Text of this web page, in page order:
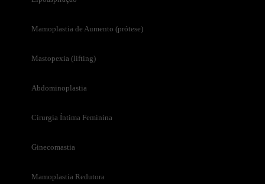
Mamoplastia de Aumento (prótese)
Mastopexia (lifting)
Abdominoplastia
Cirurgia Íntima Feminina
Ginecomastia
Mamoplastia Redutora